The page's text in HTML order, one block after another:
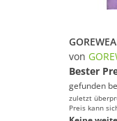
von
Bester
gefunden
zuletzt
Preis kann